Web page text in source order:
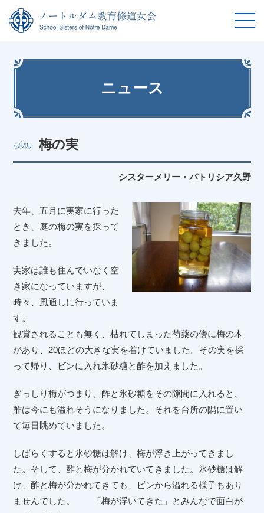
ニュース
梅の実
シスターメリー・パトリシア久野
去年、五月に実家に行った
とき、庭の梅の実を採って
きました。
実家は誰も住んでいなく空
き家になっていますが、
時々、風通しに行っていま
す。
観賞されることも無く、枯れてしまった芍薬の傍に梅の木
があり、20ほどの大きな実を着けていました。その実を採
って帰り、ビンに入れ氷砂糖と酢を加えました。
ぎっしり梅がつまり、酢と氷砂糖をその隙間に入れると、
酢は今にも溢れそうになりました。それを台所の隅に置い
て毎日眺めていました。
しばらくすると氷砂糖は解け、梅が浮き上がってきまし
た。そして、酢と梅が分かれていてきました。氷砂糖は解
け、酢と梅が分かれてきても、ビンから溢れる様子もあり
ませんでした。 「梅が浮いてきた」とみんなで面白が